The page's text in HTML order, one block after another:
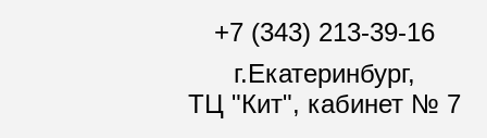
+7 (343) 213-39-16
г.Екатеринбург,
ТЦ "Кит", кабинет № 7